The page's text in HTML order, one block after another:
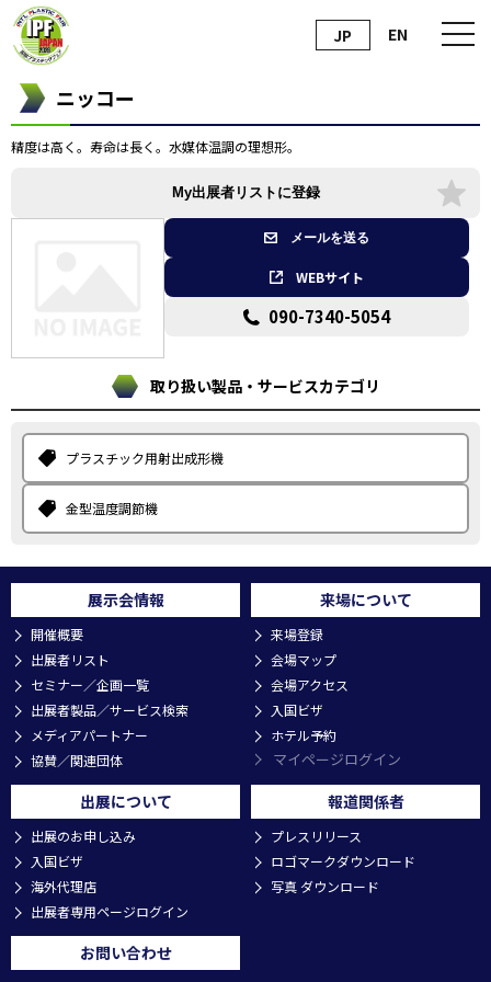
JP EN
ニッコー
精度は高く。寿命は長く。水媒体温調の理想形。
My出展者リストに登録
メールを送る
WEBサイト
090-7340-5054
取り扱い製品・サービスカテゴリ
プラスチック用射出成形機
金型温度調節機
展示会情報
開催概要
出展者リスト
セミナー／企画一覧
出展者製品／サービス検索
メディアパートナー
協賛／関連団体
来場について
来場登録
会場マップ
会場アクセス
入国ビザ
ホテル予約
マイページログイン
出展について
出展のお申し込み
入国ビザ
海外代理店
出展者専用ページログイン
報道関係者
プレスリリース
ロゴマークダウンロード
写真 ダウンロード
お問い合わせ